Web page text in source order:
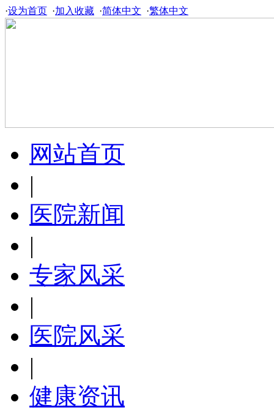
·设为首页 ·加入收藏 ·简体中文 ·繁体中文
网站首页
|
医院新闻
|
专家风采
|
医院风采
|
健康资讯